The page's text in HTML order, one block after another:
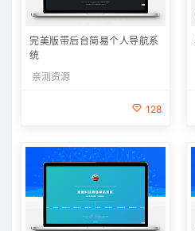
完美版带后台简易个人导航系
统
亲测资源
128